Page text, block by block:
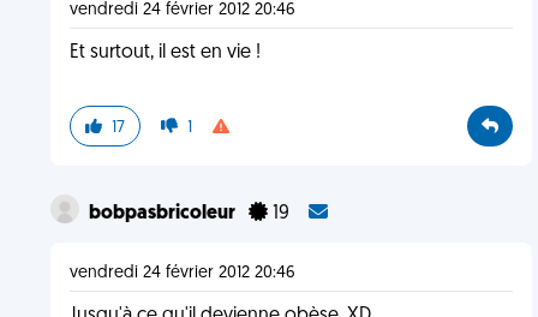
vendredi 24 février 2012 20:46
Et surtout, il est en vie !
17 1
bobpasbricoleur 19
vendredi 24 février 2012 20:46